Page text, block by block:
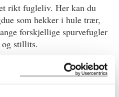
rikt fugleliv. Her kan du
som hekker i hule trær,
forskjellige spurvefugler
og stillits.